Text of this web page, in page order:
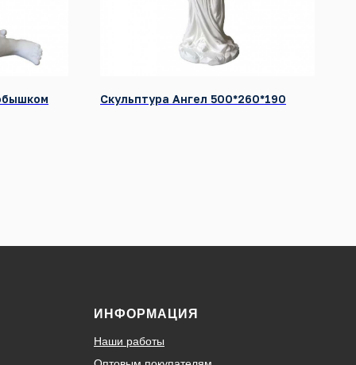
Скульптура Ангел 500*260*190
ИНФОРМАЦИЯ
Наши работы